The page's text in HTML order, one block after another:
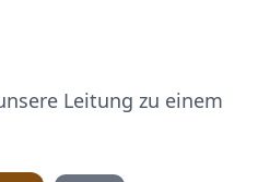
Leitung zu einem